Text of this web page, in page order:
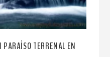
TERRENAL EN